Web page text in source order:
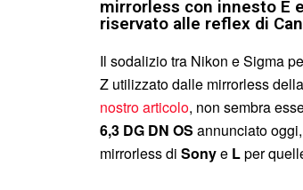
mirrorless con innesto E
riservato alle reflex di
Il sodalizio tra Nikon e Sigma
Z utilizzato dalle mirrorless
nostro articolo, non sembra
6,3 DG DN OS annunciato
mirrorless di Sonye Lper